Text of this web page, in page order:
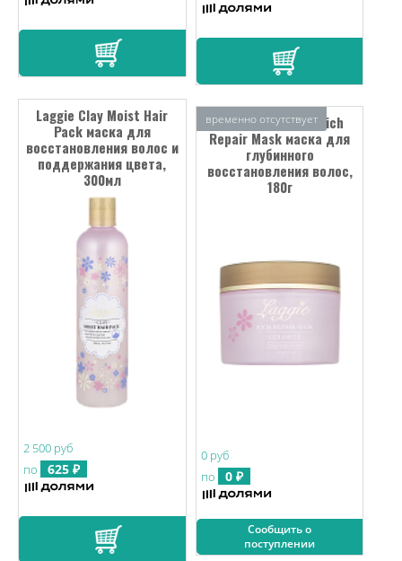
Laggie Clay Moist Hair
Pack маска для
восстановления волос и
поддержания цвета,
300мл
2 500 руб
по
625 ₽
Laggie Ceramide Rich
Repair Mask маска для
глубинного
восстановления волос,
180г
0 руб
по
0 ₽
временно отсутствует
Сообщить о
поступлении